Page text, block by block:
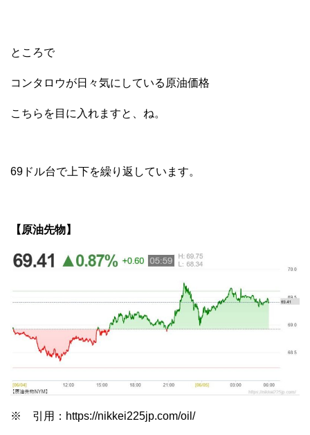
ところで
コンタロウが日々気にしている原油価格
こちらを目に入れますと、ね。
69ドル台で上下を繰り返しています。
【原油先物】
※ 引用：https://nikkei225jp.com/oil/